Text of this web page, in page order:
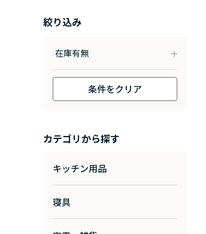
絞り込み
在庫有無
条件をクリア
カテゴリから探す
キッチン用品
寝具